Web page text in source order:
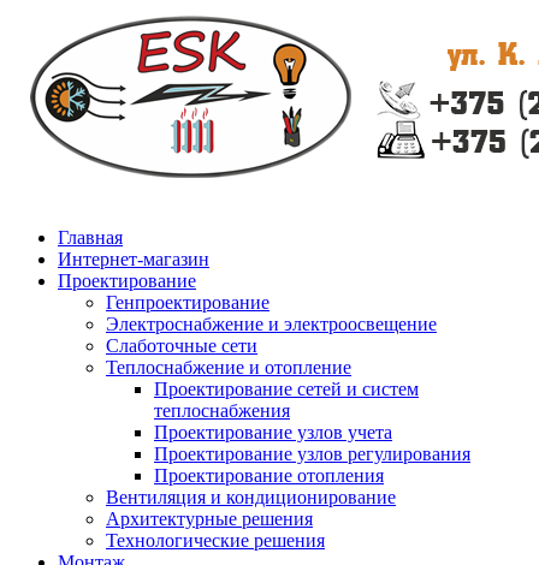
Главная
Интернет-магазин
Проектирование
Генпроектирование
Электроснабжение и электроосвещение
Слаботочные сети
Теплоснабжение и отопление
Проектирование сетей и систем
теплоснабжения
Проектирование узлов учета
Проектирование узлов регулирования
Проектирование отопления
Вентиляция и кондиционирование
Архитектурные решения
Технологические решения